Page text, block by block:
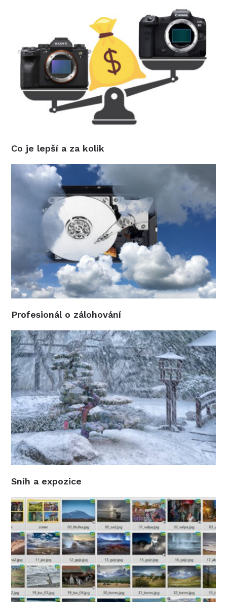
Co je lepší a za kolik
Profesionál o zálohování
Sníh a expozice